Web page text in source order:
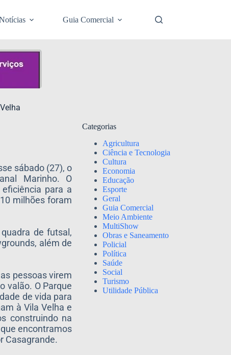
Guia Comercial
sábado (27), o
Marinho. O
para a
milhões foram
de futsal,
além de
pessoas virem
valão. O Parque
de vida para
à Vila Velha e
construindo na
encontramos
Casagrande.
Categorias
Agricultura
Ciência e Tecnologia
Cultura
Economia
Educação
Esporte
Geral
Guia Comercial
Meio Ambiente
MultiShow
Obras e Saneamento
Policial
Política
Saúde
Social
Turismo
Utilidade Pública